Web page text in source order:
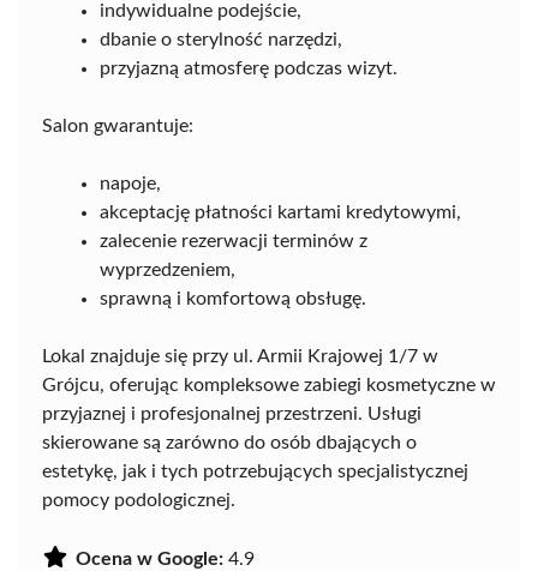
indywidualne podejście,
dbanie o sterylność narzędzi,
przyjazną atmosferę podczas wizyt.
Salon gwarantuje:
napoje,
akceptację płatności kartami kredytowymi,
zalecenie rezerwacji terminów z
wyprzedzeniem,
sprawną i komfortową obsługę.
Lokal znajduje się przy ul. Armii Krajowej 1/7 w
Grójcu, oferując kompleksowe zabiegi kosmetyczne w
przyjaznej i profesjonalnej przestrzeni. Usługi
skierowane są zarówno do osób dbających o
estetykę, jak i tych potrzebujących specjalistycznej
pomocy podologicznej.
Ocena w Google: 4.9